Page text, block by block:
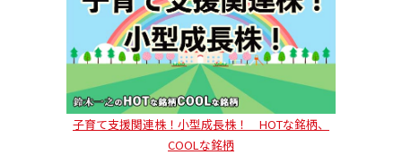
子育て支援関連株！小型成長株！ HOTな銘柄、
COOLな銘柄